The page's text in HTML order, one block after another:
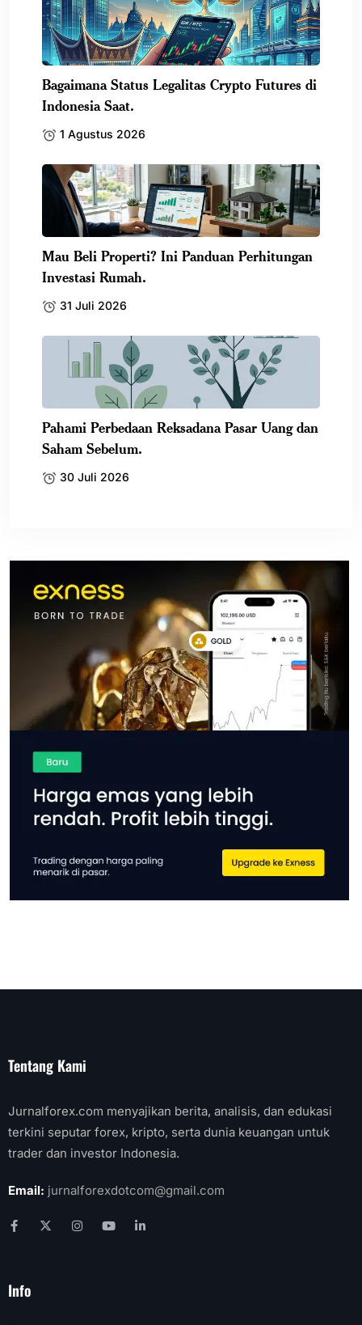
Bagaimana Status Legalitas Crypto Futures di
Indonesia Saat.
1 Agustus 2026
Mau Beli Properti? Ini Panduan Perhitungan
Investasi Rumah.
31 Juli 2026
Pahami Perbedaan Reksadana Pasar Uang dan
Saham Sebelum.
30 Juli 2026
Tentang Kami
Jurnalforex.com menyajikan berita, analisis, dan edukasi
terkini seputar forex, kripto, serta dunia keuangan untuk
trader dan investor Indonesia.
Email: jurnalforexdotcom@gmail.com
Info